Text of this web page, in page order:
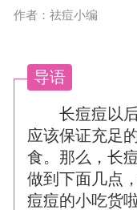
作者：祛痘小编
导语
长痘痘以
应该保证充足
食。那么， 长
做到下面几点
痘痘的小吃货